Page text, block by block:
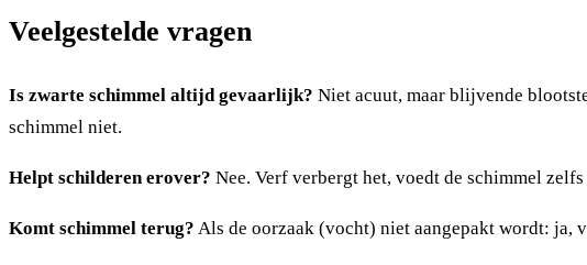
Veelgestelde vragen
Is zwarte schimmel altijd gevaarlijk? Niet acuut, maar blijvende
schimmel niet.
Helpt schilderen erover? Nee. Verf verbergt het, voedt de schimmel
Komt schimmel terug? Als de oorzaak (vocht) niet aangepakt wordt: